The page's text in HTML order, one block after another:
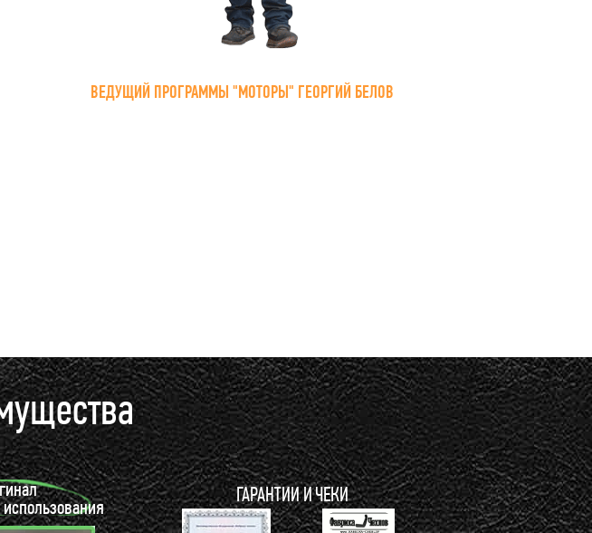
ВЕДУЩИЙ ПРОГРАММЫ "МОТОРЫ" ГЕОРГИЙ БЕЛОВ
ГАРАНТИИ И ЧЕКИ